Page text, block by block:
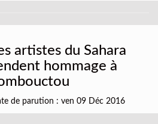
artistes du Sahara
hommage à
de parution : ven 09 Déc 2016